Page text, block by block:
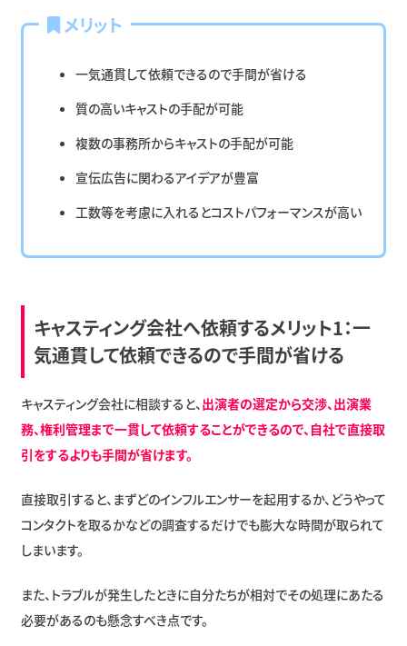
メリット
一気通貫して依頼できるので手間が省ける
質の高いキャストの手配が可能
複数の事務所からキャストの手配が可能
宣伝広告に関わるアイデアが豊富
工数等を考慮に入れるとコストパフォーマンスが高い
キャスティング会社へ依頼するメリット1：一
気通貫して依頼できるので手間が省ける
キャスティング会社に相談すると、 出演者の選定から交渉、出演業
務、権利管理まで一貫して依頼することができるので、自社で直接取
引をするよりも手間が省けます。
直接取引すると、まずどのインフルエンサーを起用するか、どうやって
コンタクトを取るかなどの調査するだけでも膨大な時間が取られて
しまいます。
また、トラブルが発生したときに自分たちが相対でその処理にあたる
必要があるのも懸念すべき点です。